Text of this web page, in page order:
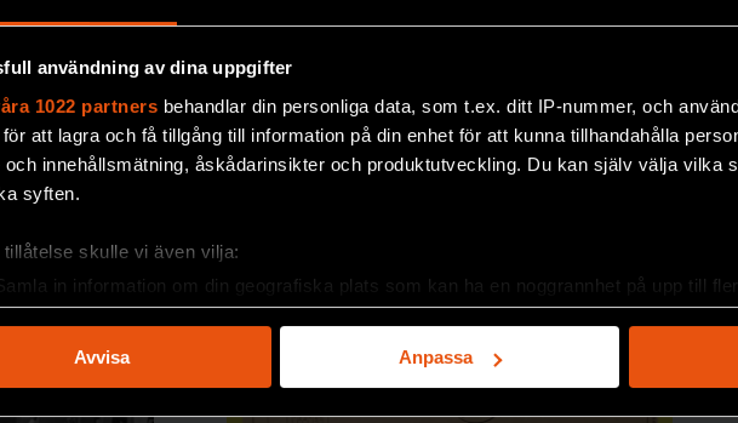
användning av dina uppgifter
1022 partners behandlar din personliga data, som t.ex. ditt IP-nummer, och
att lagra och få tillgång till information på din enhet för att kunna tillhandahålla
och innehållsmätning, åskådarinsikter och produktutveckling. Du kan själv välja vilka
syften.
tillåtelse skulle vi även vilja:
in information om din geografiska plats som kan ha en noggrannhet på upp till
din enhet genom att aktivt skanna den för specifika kännetecken
på mer om hur dina personliga uppgifter behandlas och ställ in dina preferenser i
Avvisa Anpassa